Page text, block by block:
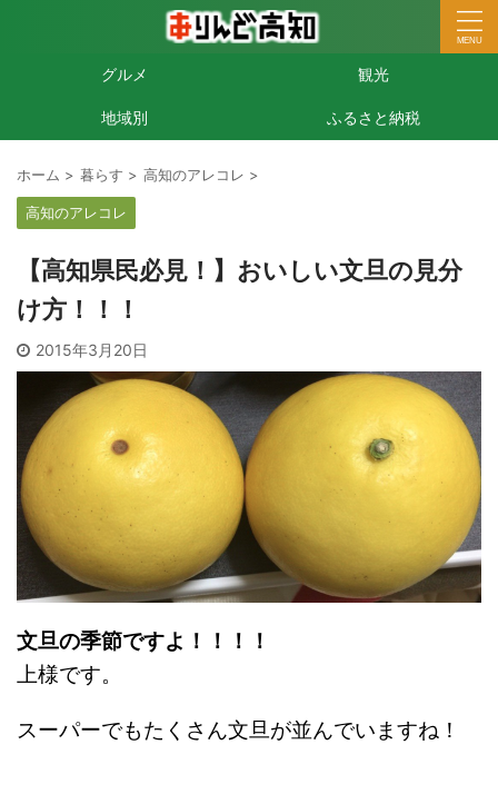
グルメ 観光
地域別 ふるさと納税
ホーム > 暮らす > 高知のアレコレ >
高知のアレコレ
【高知県民必見！】おいしい文旦の見分
け方！！！
2015年3月20日
文旦の季節ですよ！！！！
上様です。
スーパーでもたくさん文旦が並んでいますね！